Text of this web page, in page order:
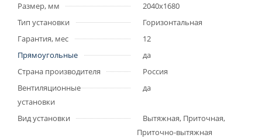
Размер, мм
2040x1680
Тип установки
Горизонтальная
Гарантия, мес
12
Прямоугольные
да
Страна производителя
Россия
Вентиляционные
установки
да
Вид установки
Вытяжная, Приточная,
Приточно-вытяжная